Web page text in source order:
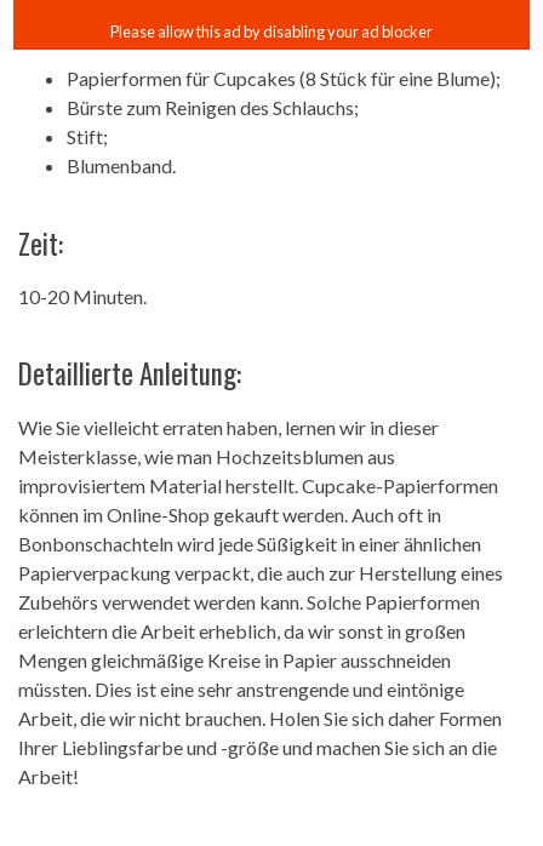
Papierformen für Cupcakes (8 Stück für eine Blume);
Bürste zum Reinigen des Schlauchs;
Stift;
Blumenband.
Zeit:
10-20 Minuten.
Detaillierte Anleitung:
Wie Sie vielleicht erraten haben, lernen wir in dieser
Meisterklasse, wie man Hochzeitsblumen aus
improvisiertem Material herstellt. Cupcake-Papierformen
können im Online-Shop gekauft werden. Auch oft in
Bonbonschachteln wird jede Süßigkeit in einer ähnlichen
Papierverpackung verpackt, die auch zur Herstellung eines
Zubehörs verwendet werden kann. Solche Papierformen
erleichtern die Arbeit erheblich, da wir sonst in großen
Mengen gleichmäßige Kreise in Papier ausschneiden
müssten. Dies ist eine sehr anstrengende und eintönige
Arbeit, die wir nicht brauchen. Holen Sie sich daher Formen
Ihrer Lieblingsfarbe und -größe und machen Sie sich an die
Arbeit!